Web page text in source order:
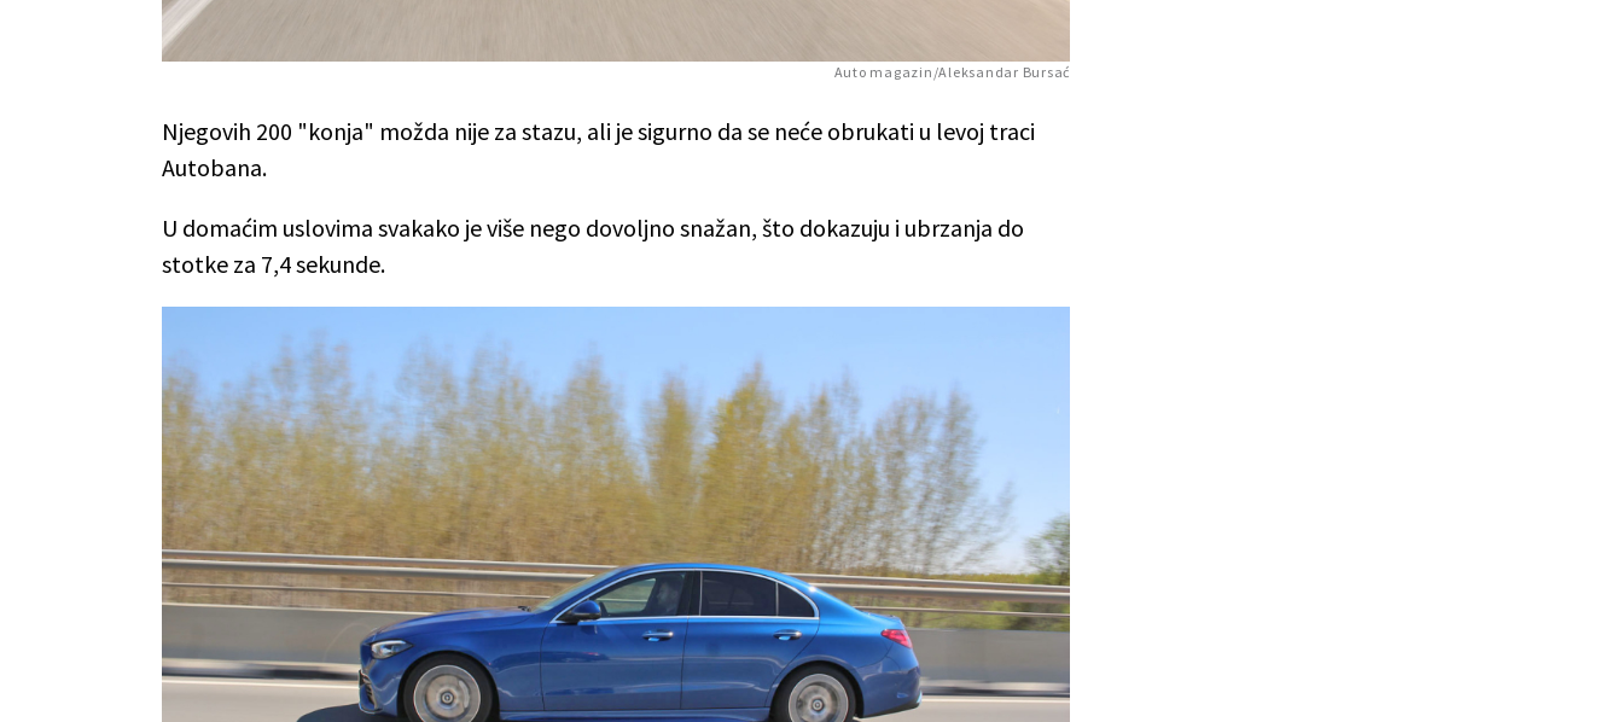
Auto magazin/Aleksandar Bursać
Njegovih 200 "konja" možda nije za stazu, ali je sigurno da se neće obrukati u levoj traci
Autobana.
U domaćim uslovima svakako je više nego dovoljno snažan, što dokazuju i ubrzanja do
stotke za 7,4 sekunde.